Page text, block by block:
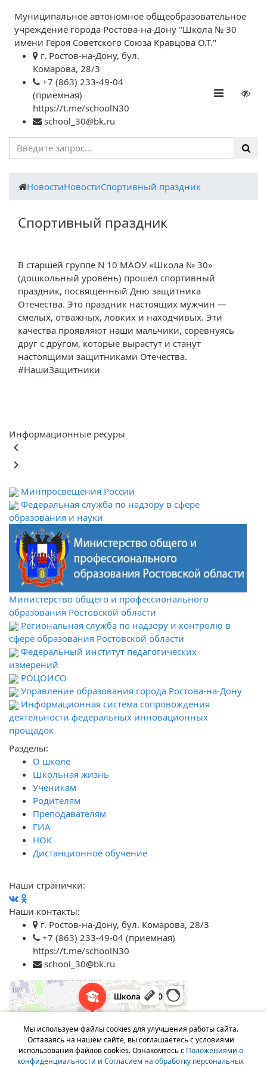
Муниципальное автономное общеобразовательное
учреждение города Ростова-на-Дону "Школа № 30
имени Героя Советского Союза Кравцова О.Т."
г. Ростов-на-Дону, бул.
Комарова, 28/3
+7 (863) 233-49-04
(приемная)
https://t.me/schoolN30
school_30@bk.ru
НовостиНовостиСпортивный праздник
Спортивный праздник
В старшей группе N 10 МАОУ «Школа № 30»
(дошкольный уровень) прошел спортивный
праздник, посвящённый Дню защитника
Отечества. Это праздник настоящих мужчин —
смелых, отважных, ловких и находчивых. Эти
качества проявляют наши мальчики, соревнуясь
друг с другом, которые вырастут и станут
настоящими защитниками Отечества.
#НашиЗащитники
Информационные ресуры
keyboard_arrow_left
keyboard_arrow_right
Минпросвещения России
Федеральная служба по надзору в сфере
образования и науки
Министерство общего и профессионального
образования Ростовской области
Региональная служба по надзору и контролю в
сфере образования Ростовской области
Федеральный институт педагогических
измерений
РОЦОИСО
Управление образования города Ростова-на-Дону
Информационная система сопровождения
деятельности федеральных инновационных
прощадок
Разделы:
О школе
Школьная жизнь
Ученикам
Родителям
Преподавателям
ГИА
НОК
Дистанционное обучение
Наши странички:
Наши контакты:
г. Ростов-на-Дону, бул. Комарова, 28/3
+7 (863) 233-49-04 (приемная)
https://t.me/schoolN30
school_30@bk.ru
Мы используем файлы cookies для улучшения работы сайта.
Оставаясь на нашем сайте, вы соглашаетесь с условиями
использования файлов cookies. Ознакомтесь с Положениями о
конфиденциальности и Согласием на обработку персональных